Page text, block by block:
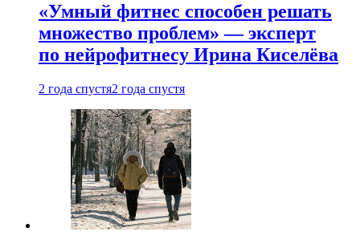
«Умный фитнес способен решать
множество проблем» — эксперт
по нейрофитнесу Ирина Киселёва
2 года спустя2 года спустя